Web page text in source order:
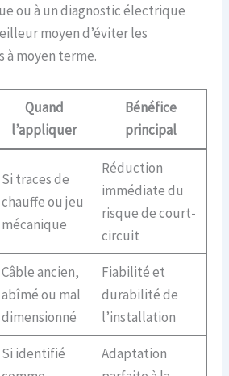
ou à un diagnostic électrique
moyen d’éviter les
à moyen terme.
Quand
l’appliquer
Bénéfice
principal
Si traces de
chauffe ou jeu
mécanique
Réduction
immédiate du
risque de court-
circuit
Câble ancien,
abîmé ou mal
dimensionné
Fiabilité et
durabilité de
l’installation
Si identifié
Adaptation